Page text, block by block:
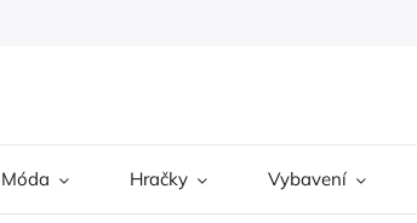
Móda Hračky Vybavení